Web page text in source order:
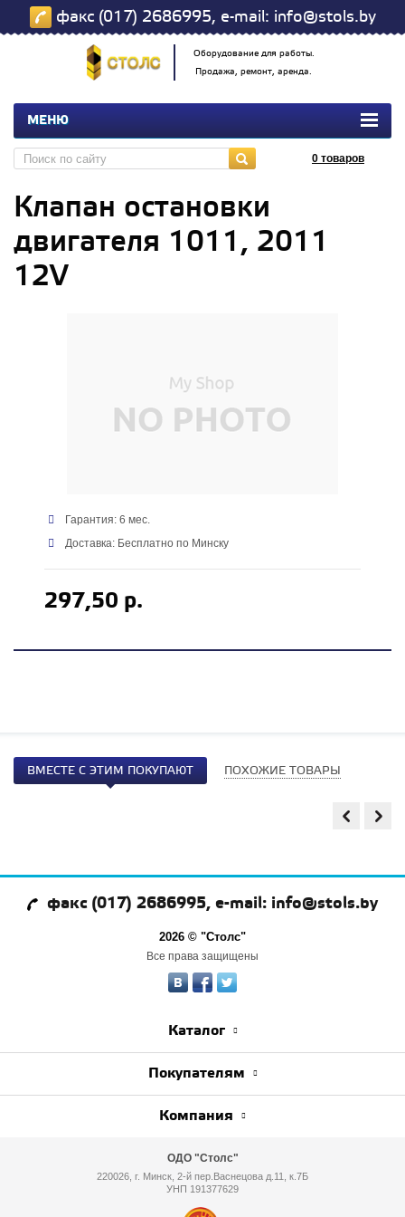
факс (017) 2686995, e-mail: info@stols.by
Оборудование для работы.
Продажа, ремонт, аренда.
МЕНЮ
0 товаров
Клапан остановки
двигателя 1011, 2011
12V
Гарантия: 6 мес.
Доставка: Бесплатно по Минску
297,50 р.
ВМЕСТЕ С ЭТИМ ПОКУПАЮТ ПОХОЖИЕ ТОВАРЫ
факс (017) 2686995, e-mail: info@stols.by
2026 © "Столс"
Все права защищены
Каталог
Покупателям
Компания
ОДО "Столс"
220026, г. Минск, 2-й пер.Васнецова д.11, к.7Б
УНП 191377629